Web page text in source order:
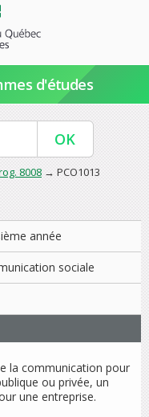
d'études
8008 → PCO1013
année
sociale
la communication pour
ou privée, un
une entreprise.